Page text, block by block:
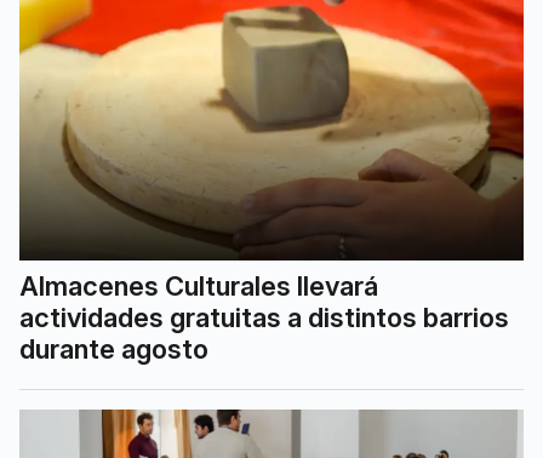
Almacenes Culturales llevará
actividades gratuitas a distintos barrios
durante agosto